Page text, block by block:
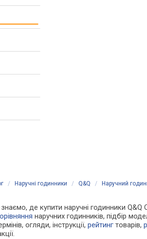
/ Наручні годинники / Q&Q / Наручний
де купити наручні годинники Q&Q
наручних годинників, підбір
огляди, інструкції,рейтинг товарів,